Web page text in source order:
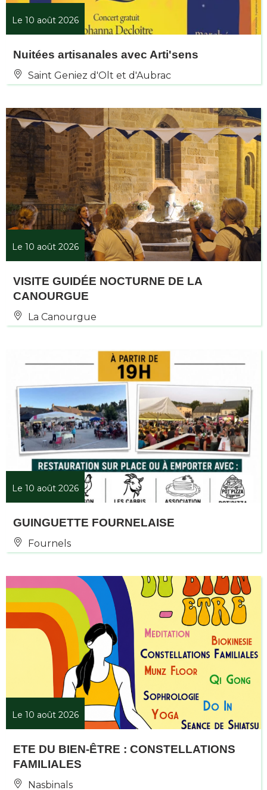
Le 10 août 2026
Nuitées artisanales avec Arti'sens
Saint Geniez d'Olt et d'Aubrac
Le 10 août 2026
VISITE GUIDÉE NOCTURNE DE LA
CANOURGUE
La Canourgue
Le 10 août 2026
GUINGUETTE FOURNELAISE
Fournels
Le 10 août 2026
ETE DU BIEN-ÊTRE : CONSTELLATIONS
FAMILIALES
Nasbinals